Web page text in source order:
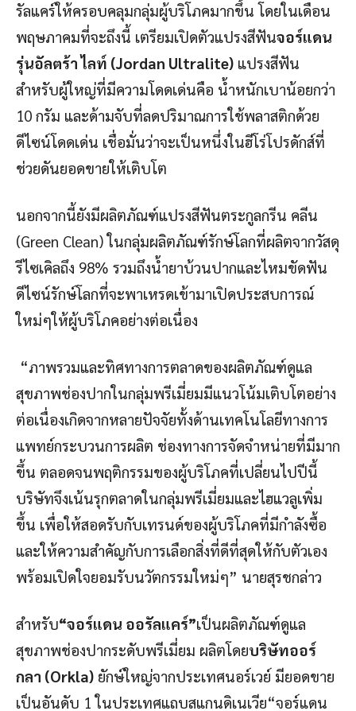
รัลแคร์ให้ครอบคลุมกลุ่มผู้บริโภคมากขึ้น โดยในเดือน
พฤษภาคมที่จะถึงนี้ เตรียมเปิดตัวแปรงสีฟันจอร์แดน
รุ่นอัลตร้า ไลท์ (Jordan Ultralite) แปรงสีฟัน
สำหรับผู้ใหญ่ที่มีความโดดเด่นคือ น้ำหนักเบาน้อยกว่า
10 กรัม และด้ามจับที่ลดปริมาณการใช้พลาสติกด้วย
ดีไซน์โดดเด่น เชื่อมั่นว่าจะเป็นหนึ่งในฮีโร่โปรดักส์ที่
ช่วยดันยอดขายให้เติบโต
นอกจากนี้ยังมีผลิตภัณฑ์แปรงสีฟันตระกูลกรีน คลีน
(Green Clean) ในกลุ่มผลิตภัณฑ์รักษ์โลกที่ผลิตจากวัสดุ
รีไซเคิลถึง 98% รวมถึงน้ำยาบ้วนปากและไหมขัดฟัน
ดีไซน์รักษ์โลกที่จะพาเหรดเข้ามาเปิดประสบการณ์
ใหม่ๆให้ผู้บริโภคอย่างต่อเนื่อง
“ภาพรวมและทิศทางการตลาดของผลิตภัณฑ์ดูแล
สุขภาพช่องปากในกลุ่มพรีเมี่ยมมีแนวโน้มเติบโตอย่าง
ต่อเนื่องเกิดจากหลายปัจจัยทั้งด้านเทคโนโลยีทางการ
แพทย์กระบวนการผลิต ช่องทางการจัดจำหน่ายที่มีมาก
ขึ้น ตลอดจนพฤติกรรมของผู้บริโภคที่เปลี่ยนไปปีนี้
บริษัทจึงเน้นรุกตลาดในกลุ่มพรีเมี่ยมและไฮแวลูเพิ่ม
ขึ้น เพื่อให้สอดรับกับเทรนด์ของผู้บริโภคที่มีกำลังซื้อ
และให้ความสำคัญกับการเลือกสิ่งที่ดีที่สุดให้กับตัวเอง
พร้อมเปิดใจยอมรับนวัตกรรมใหม่ๆ” นายสุรชกล่าว
สำหรับ“จอร์แดน ออรัลแคร์”เป็นผลิตภัณฑ์ดูแล
สุขภาพช่องปากระดับพรีเมี่ยม ผลิตโดยบริษัทออร์
กลา (Orkla) ยักษ์ใหญ่จากประเทศนอร์เวย์ มียอดขาย
เป็นอันดับ 1 ในประเทศแถบสแกนดิเนเวีย“จอร์แดน